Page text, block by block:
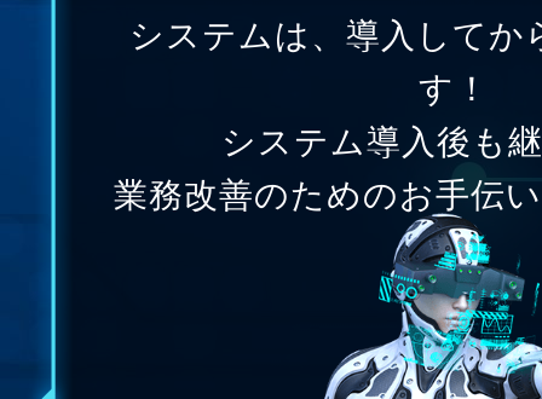
システムは、導入してか
す！
システム導入後も
業務改善のためのお手伝